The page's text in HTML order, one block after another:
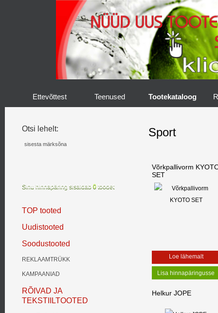
Ettevõttest Teenused Tootekataloog
Otsi lehelt:
Sinu hinnapäring sisaldab 0 toodet
TOP tooted
Uudistooted
Soodustooted
REKLAAMTRÜKK
KAMPAANIAD
RÕIVAD JA
TEKSTIILTOOTED
Sport
Võrkpallivorm
SET
Loe lähemalt
Helkur JOPE